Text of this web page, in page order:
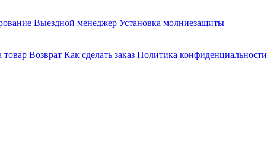
Выездной менеджер Установка молниезащиты
товар Возврат Как сделать заказ Политика конфиденциальности